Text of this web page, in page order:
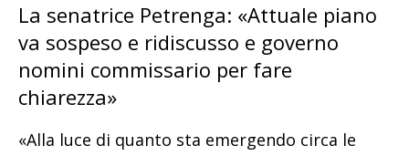
La senatrice Petrenga: «Attuale piano
va sospeso e ridiscusso e governo
nomini commissario per fare
chiarezza»
«Alla luce di quanto sta emergendo circa le